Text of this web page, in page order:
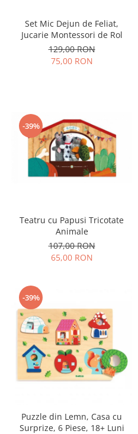
Set Mic Dejun de Feliat,
Jucarie Montessori de Rol
129,00 RON
75,00 RON
-39%
Teatru cu Papusi Tricotate
Animale
107,00 RON
65,00 RON
-39%
Puzzle din Lemn, Casa cu
Surprize, 6 Piese, 18+ Luni